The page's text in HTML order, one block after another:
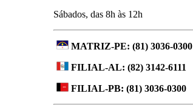
Sábados, das 8h às 12h
MATRIZ-PE: (81) 3036-0300
FILIAL-AL: (82) 3142-6111
FILIAL-PB: (81) 3036-0300